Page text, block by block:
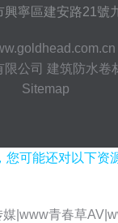
興寧區建安路21號
公司 建筑防水卷
Sitemap
您可能还对以下资
|www青春草